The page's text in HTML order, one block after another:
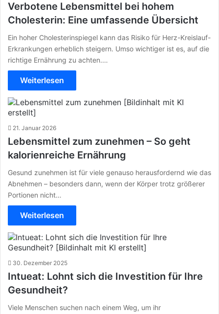
Verbotene Lebensmittel bei hohem
Cholesterin: Eine umfassende Übersicht
Ein hoher Cholesterinspiegel kann das Risiko für Herz-Kreislauf-
Erkrankungen erheblich steigern. Umso wichtiger ist es, auf die
richtige Ernährung zu achten.…
Weiterlesen
21. Januar 2026
Lebensmittel zum zunehmen – So geht
kalorienreiche Ernährung
Gesund zunehmen ist für viele genauso herausfordernd wie das
Abnehmen – besonders dann, wenn der Körper trotz größerer
Portionen nicht…
Weiterlesen
30. Dezember 2025
Intueat: Lohnt sich die Investition für Ihre
Gesundheit?
Viele Menschen suchen nach einem Weg, um ihr